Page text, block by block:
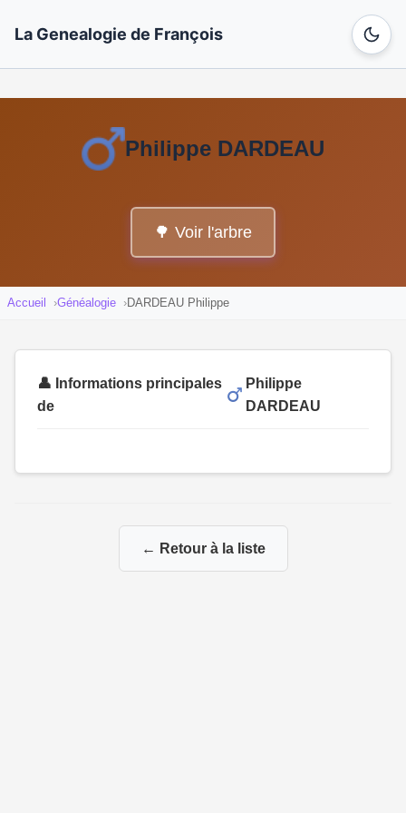
La Genealogie de François
Philippe DARDEAU
🌳 Voir l'arbre
Accueil Généalogie DARDEAU Philippe
👤 Informations principales
de
Philippe
DARDEAU
← Retour à la liste